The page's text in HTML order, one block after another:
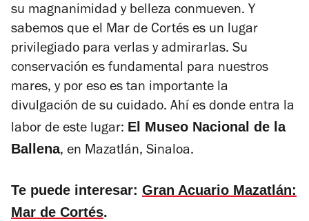
su magnanimidad y belleza conmueven. Y
sabemos que el Mar de Cortés es un lugar
privilegiado para verlas y admirarlas. Su
conservación es fundamental para nuestros
mares, y por eso es tan importante la
divulgación de su cuidado. Ahí es donde entra la
labor de este lugar: El Museo Nacional de la
Ballena, en Mazatlán, Sinaloa.
Te puede interesar: Gran Acuario Mazatlán:
Mar de Cortés.